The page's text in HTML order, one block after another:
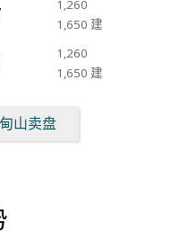
1,260
1,650 建
1,260
1,650 建
山卖盘